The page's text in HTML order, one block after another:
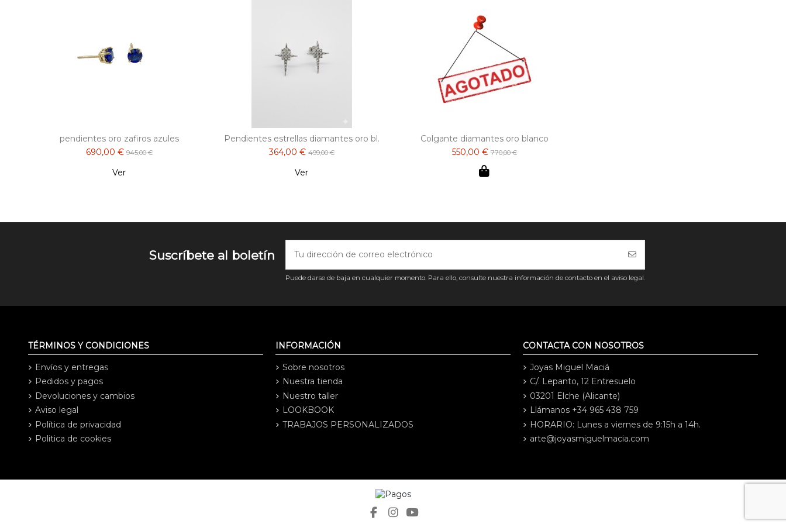
pendientes oro zafiros azules
690,00 € 945,00 €
Ver
Pendientes estrellas diamantes oro bl.
364,00 € 499,00 €
Ver
Colgante diamantes oro blanco
550,00 €770,00 €
Suscríbete al boletín
Puede darse de baja en cualquier momento. Para ello, consulte nuestra información de contacto en el aviso legal.
TÉRMINOS Y CONDICIONES
Envíos y entregas
Pedidos y pagos
Devoluciones y cambios
Aviso legal
Política de privacidad
Politica de cookies
INFORMACIÓN
Sobre nosotros
Nuestra tienda
Nuestro taller
LOOKBOOK
TRABAJOS PERSONALIZADOS
CONTACTA CON NOSOTROS
Joyas Miguel Maciá
C/. Lepanto, 12 Entresuelo
03201 Elche (Alicante)
Llámanos +34 965 438 759
HORARIO: Lunes a viernes de 9:15h a 14h.
arte@joyasmiguelmacia.com